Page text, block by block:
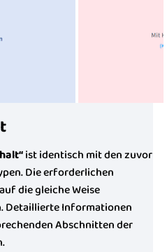
ist identisch mit den zuvor
Die erforderlichen
die gleiche Weise
Detaillierte Informationen
Abschnitten der